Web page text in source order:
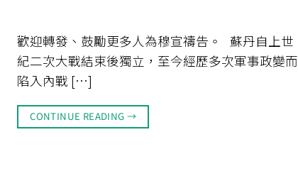
歡迎轉發、鼓勵更多人為穆宣禱告。 蘇丹自上世
紀二次大戰結束後獨立，至今經歷多次軍事政變而
陷入內戰 […]
CONTINUE READING →